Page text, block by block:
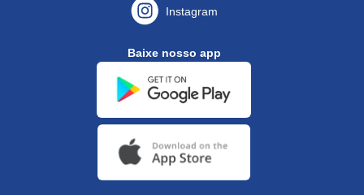
Instagram
Baixe nosso app